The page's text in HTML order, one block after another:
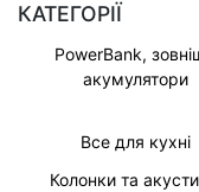
КАТЕГОРІЇ
PowerBank,
акумулятори
Все для кухні
Колонки та